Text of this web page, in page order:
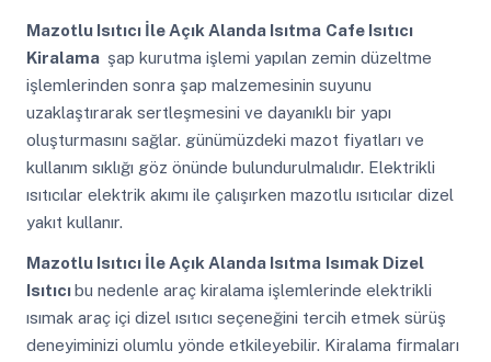
Mazotlu Isıtıcı İle Açık Alanda Isıtma Cafe Isıtıcı
Kiralama şap kurutma işlemi yapılan zemin düzeltme
işlemlerinden sonra şap malzemesinin suyunu
uzaklaştırarak sertleşmesini ve dayanıklı bir yapı
oluşturmasını sağlar. günümüzdeki mazot fiyatları ve
kullanım sıklığı göz önünde bulundurulmalıdır. Elektrikli
ısıtıcılar elektrik akımı ile çalışırken mazotlu ısıtıcılar dizel
yakıt kullanır.
Mazotlu Isıtıcı İle Açık Alanda Isıtma Isımak Dizel
Isıtıcıbu nedenle araç kiralama işlemlerinde elektrikli
ısımak araç içi dizel ısıtıcı seçeneğini tercih etmek sürüş
deneyiminizi olumlu yönde etkileyebilir. Kiralama firmaları